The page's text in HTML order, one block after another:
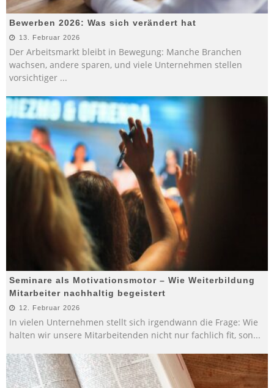
Bewerben 2026: Was sich verändert hat
13. Februar 2026
Der Arbeitsmarkt bleibt in Bewegung: Manche Branchen
wachsen, andere sparen, und viele Unternehmen stellen
vorsichtiger ...
Seminare als Motivationsmotor – Wie Weiterbildung
Mitarbeiter nachhaltig begeistert
12. Februar 2026
In vielen Unternehmen stellt sich irgendwann die Frage: Wie
halten wir unsere Mitarbeitenden nicht nur fachlich fit, son...